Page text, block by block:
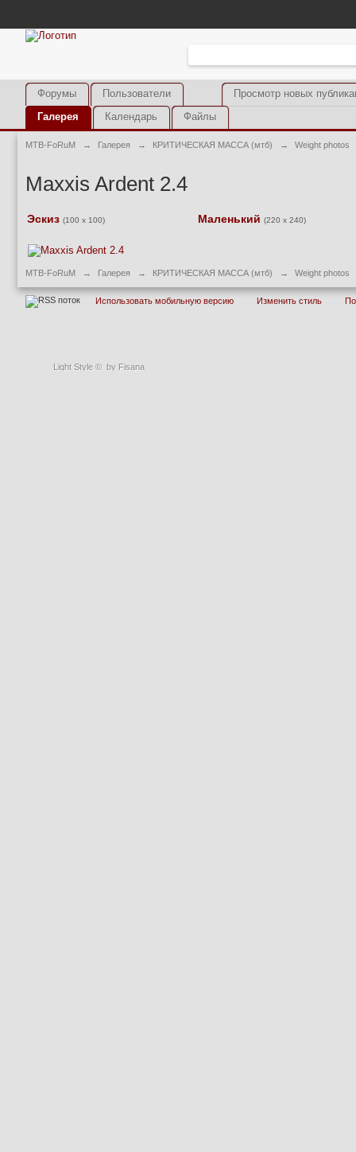
Light Style © by Fisana
Просмотр новых
Форумы
Пользователи
Галерея
Календарь Файлы
MTB-FoRuM → Галерея → КРИТИЧЕСКАЯ МАССА (мтб) → Weight photos
Maxxis Ardent 2.4
Эскиз (100 x 100) Маленький (220 x 240)
MTB-FoRuM → Галерея → КРИТИЧЕСКАЯ МАССА (мтб) → Weight photos
Использовать мобильную версию Изменить стиль